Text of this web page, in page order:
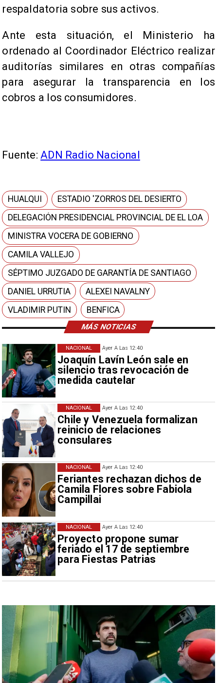
MÁS NOTICIAS
Ayer A Las 12:40
Joaquín Lavín León sale en
silencio tras revocación de
medida cautelar
NACIONAL
Ayer A Las 12:40
Chile y Venezuela formalizan
reinicio de relaciones
consulares
NACIONAL
Ayer A Las 12:40
Feriantes rechazan dichos de
Camila Flores sobre Fabiola
Campillai
NACIONAL
Ayer A Las 12:40
Proyecto propone sumar
feriado el 17 de septiembre
para Fiestas Patrias
NACIONAL
respaldatoria sobre sus activos.
Ante esta situación, el Ministerio ha
ordenado al Coordinador Eléctrico realizar
auditorías similares en otras compañías
para asegurar la transparencia en los
cobros a los consumidores.
Fuente: ADN Radio Nacional
HUALQUI
ESTADIO 'ZORROS DEL DESIERTO
DELEGACIÓN PRESIDENCIAL PROVINCIAL DE EL LOA
MINISTRA VOCERA DE GOBIERNO
CAMILA VALLEJO
SÉPTIMO JUZGADO DE GARANTÍA DE SANTIAGO
DANIEL URRUTIA
ALEXEI NAVALNY
VLADIMIR PUTIN
BENFICA